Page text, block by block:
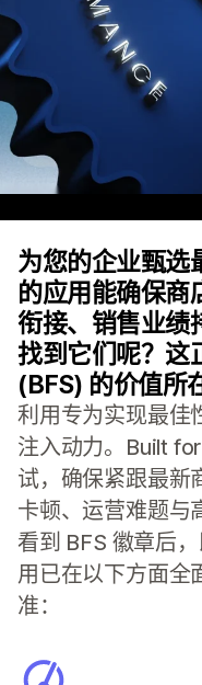
为您的企业甄选
的应用能确保商
衔接、销售业绩
找到它们呢？
(BFS) 的价值所
利用专为实现最佳
注入动力。Built
试，确保紧跟最新
卡顿、运营难题与
看到 BFS 徽章后
用已在以下方面全
准：